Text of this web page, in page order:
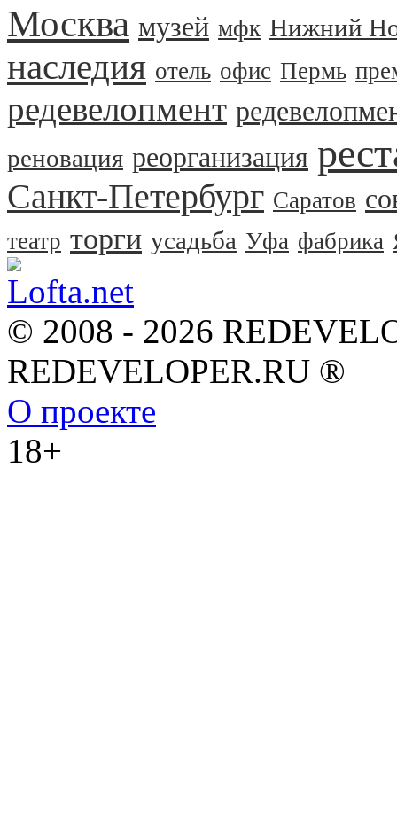
Москва музей мфк Нижний
наследия отель офис Пермь
редевелопмент
реновация реорганизация
Санкт-Петербург Саратов
театр торги усадьба Уфа фабрика
© 2008 - 2026
REDEVELOPER.RU ®
О проекте
18+